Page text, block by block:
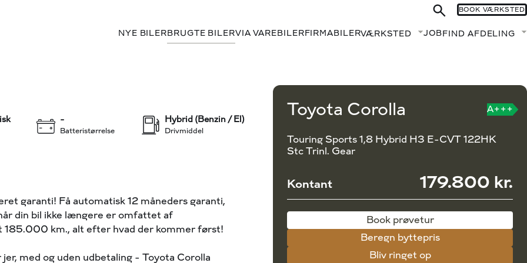
NYE BILER BRUGTE BILERVIA VAREBILER FIRMABILERVÆRKSTED Fold undermenu ud
JOB FIND AFDELING
BOOK VÆRKSTED
Batteristørrelse
-
Drivmiddel
Hybrid (Benzin / El)
garanti! Få automatisk 12 måneders garanti,
din bil ikke længere er omfattet af
185.000 km., alt efter hvad der kommer først!
med og uden udbetaling - Toyota Corolla
Toyota Corolla
Touring Sports 1,8 Hybrid H3 E-CVT 122HK
Stc Trinl. Gear
A+++
Kontant 179.800 kr.
Book prøvetur
Beregn byttepris
Bliv ringet op